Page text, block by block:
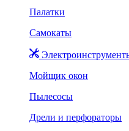
Палатки
Самокаты
Мойщик окон
Пылесосы
Дрели и перфораторы